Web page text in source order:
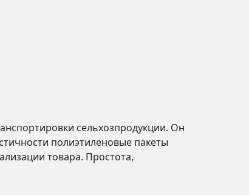
сельхозпродукции. Он
полиэтиленовые пакеты
товара. Простота,